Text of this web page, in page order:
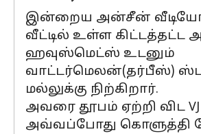
இன்றைய அன்சீன்
வீட்டில் உள்ள கிட்டத்தட்ட
ஹவுஸ்மெட்ஸ் உடனும்
வாட்டர்மெலன்(தர்பீஸ்)
மல்லுக்கு நிற்கிறார்.
அவரை தூபம் ஏற்றி விட VJ
அவ்வப்போது கொளுத்தி